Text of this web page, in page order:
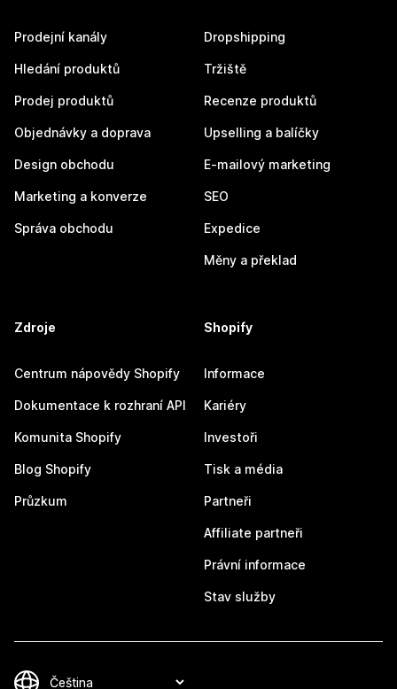
Prodejní kanály
Hledání produktů
Prodej produktů
Objednávky a doprava
Design obchodu
Marketing a konverze
Správa obchodu
Dropshipping
Tržiště
Recenze produktů
Upselling a balíčky
E-mailový marketing
SEO
Expedice
Měny a překlad
Zdroje
Centrum nápovědy Shopify
Dokumentace k rozhraní API
Komunita Shopify
Blog Shopify
Průzkum
Shopify
Informace
Kariéry
Investoři
Tisk a média
Partneři
Affiliate partneři
Právní informace
Stav služby